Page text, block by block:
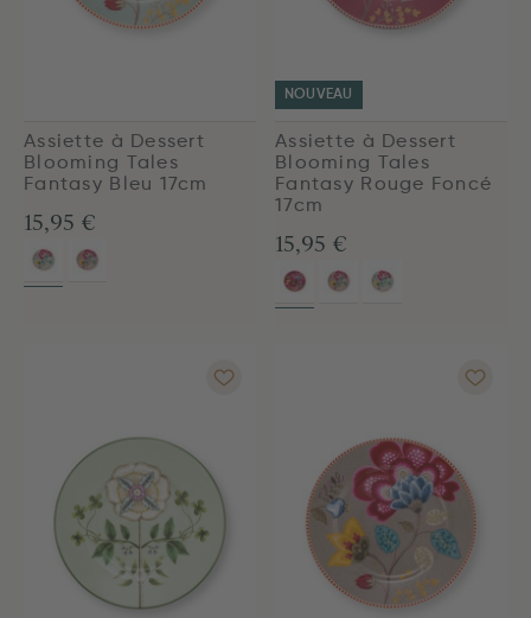
Assiette à Dessert
Blooming Tales
Fantasy Bleu 17cm
15,95 €
NOUVEAU
Assiette à Dessert
Blooming Tales
Fantasy Rouge Foncé
17cm
15,95 €